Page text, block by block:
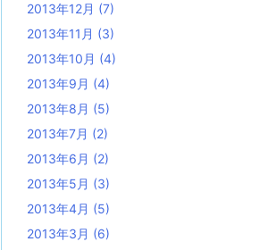
2013年12月 (7)
2013年11月 (3)
2013年10月 (4)
2013年9月 (4)
2013年8月 (5)
2013年7月 (2)
2013年6月 (2)
2013年5月 (3)
2013年4月 (5)
2013年3月 (6)